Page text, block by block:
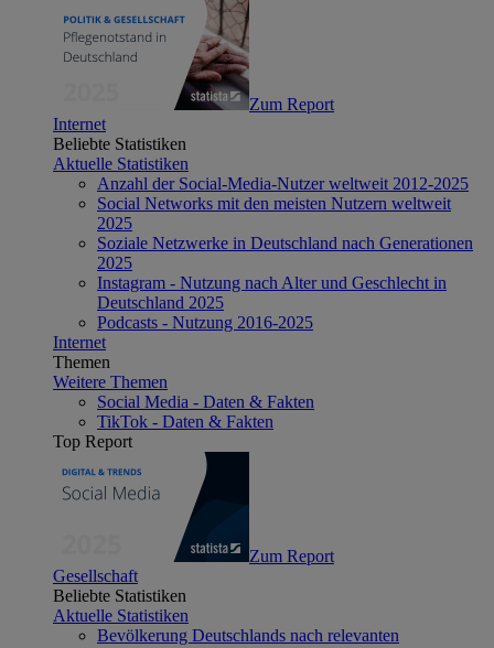
Zum Report
Internet
Beliebte Statistiken
Aktuelle Statistiken
Anzahl der Social-Media-Nutzer weltweit 2012-2025
Social Networks mit den meisten Nutzern weltweit
2025
Soziale Netzwerke in Deutschland nach Generationen
2025
Instagram - Nutzung nach Alter und Geschlecht in
Deutschland 2025
Podcasts - Nutzung 2016-2025
Internet
Themen
Weitere Themen
Social Media - Daten & Fakten
TikTok - Daten & Fakten
Top Report
Zum Report
Gesellschaft
Beliebte Statistiken
Aktuelle Statistiken
Bevölkerung Deutschlands nach relevanten